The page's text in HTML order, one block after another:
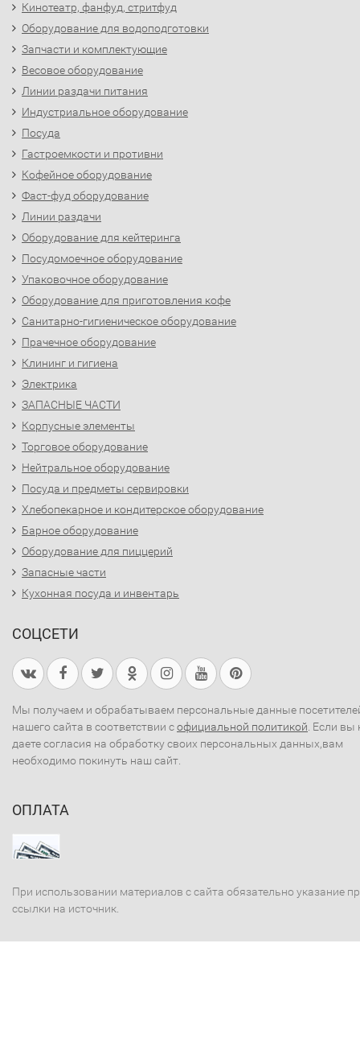
Кинотеатр, фанфуд, стритфуд
Оборудование для водоподготовки
Запчасти и комплектующие
Весовое оборудование
Линии раздачи питания
Индустриальное оборудование
Посуда
Гастроемкости и противни
Кофейное оборудование
Фаст-фуд оборудование
Линии раздачи
Оборудование для кейтеринга
Посудомоечное оборудование
Упаковочное оборудование
Оборудование для приготовления кофе
Санитарно-гигиеническое оборудование
Прачечное оборудование
Клининг и гигиена
Электрика
ЗАПАСНЫЕ ЧАСТИ
Корпусные элементы
Торговое оборудование
Нейтральное оборудование
Посуда и предметы сервировки
Хлебопекарное и кондитерское оборудование
Барное оборудование
Оборудование для пиццерий
Запасные части
Кухонная посуда и инвентарь
СОЦСЕТИ
Мы получаем и обрабатываем персональные данные
нашего сайта в соответствии софициальной политикой . Если вы
даете согласия на обработку своих персональных данных,вам
необходимо покинуть наш сайт.
ОПЛАТА
При использовании материалов с сайта обязательно указание
ссылки на источник.